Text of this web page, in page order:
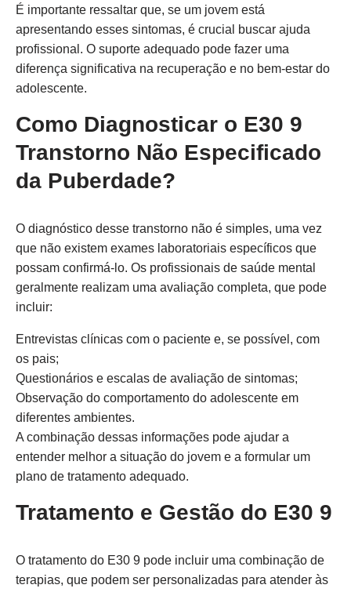
É importante ressaltar que, se um jovem está
apresentando esses sintomas, é crucial buscar ajuda
profissional. O suporte adequado pode fazer uma
diferença significativa na recuperação e no bem-estar do
adolescente.
Como Diagnosticar o E30 9
Transtorno Não Especificado
da Puberdade?
O diagnóstico desse transtorno não é simples, uma vez
que não existem exames laboratoriais específicos que
possam confirmá-lo. Os profissionais de saúde mental
geralmente realizam uma avaliação completa, que pode
incluir:
Entrevistas clínicas com o paciente e, se possível, com
os pais;
Questionários e escalas de avaliação de sintomas;
Observação do comportamento do adolescente em
diferentes ambientes.
A combinação dessas informações pode ajudar a
entender melhor a situação do jovem e a formular um
plano de tratamento adequado.
Tratamento e Gestão do E30 9
O tratamento do E30 9 pode incluir uma combinação de
terapias, que podem ser personalizadas para atender às